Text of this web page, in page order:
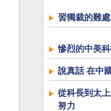
習獨裁的難
慘烈的中美
說真話 在中
從科長到太
努力